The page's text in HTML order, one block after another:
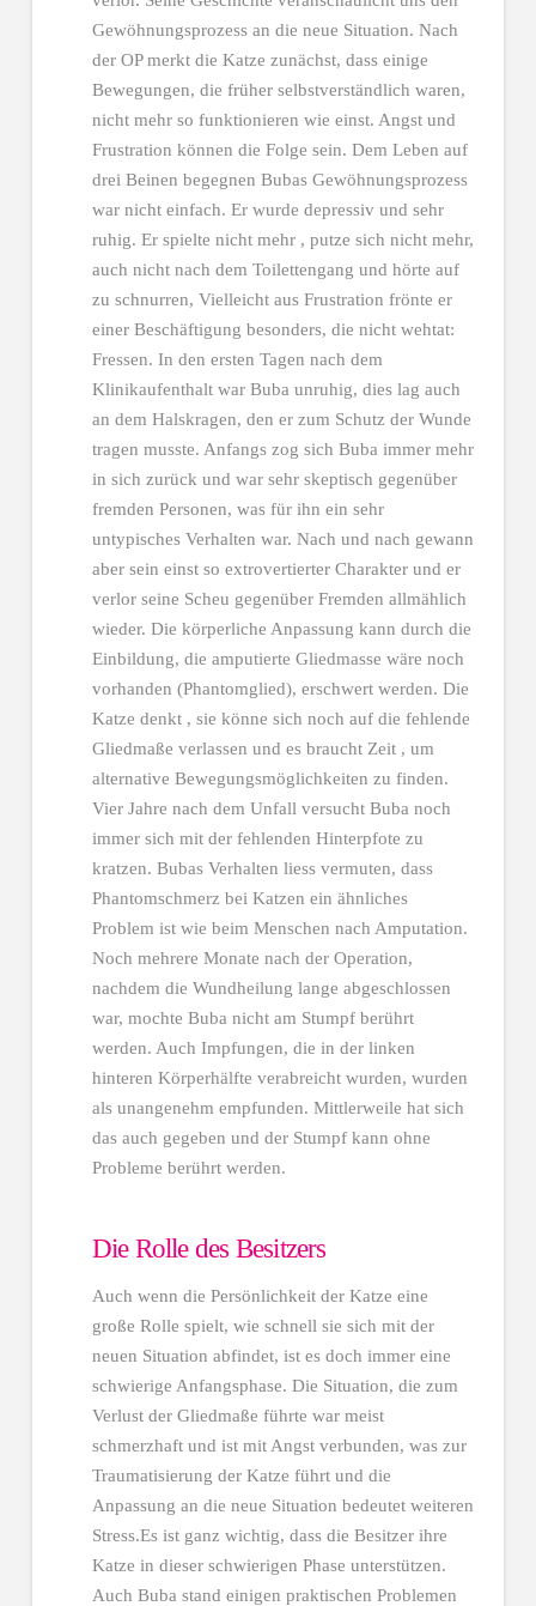
Gewöhnungsprozess an die neue Situation. Nach
der OP merkt die Katze zunächst, dass einige
Bewegungen, die früher selbstverständlich waren,
nicht mehr so funktionieren wie einst. Angst und
Frustration können die Folge sein. Dem Leben auf
drei Beinen begegnen Bubas Gewöhnungsprozess
war nicht einfach. Er wurde depressiv und sehr
ruhig. Er spielte nicht mehr , putze sich nicht mehr,
auch nicht nach dem Toilettengang und hörte auf
zu schnurren, Vielleicht aus Frustration frönte er
einer Beschäftigung besonders, die nicht wehtat:
Fressen. In den ersten Tagen nach dem
Klinikaufenthalt war Buba unruhig, dies lag auch
an dem Halskragen, den er zum Schutz der Wunde
tragen musste. Anfangs zog sich Buba immer mehr
in sich zurück und war sehr skeptisch gegenüber
fremden Personen, was für ihn ein sehr
untypisches Verhalten war. Nach und nach gewann
aber sein einst so extrovertierter Charakter und er
verlor seine Scheu gegenüber Fremden allmählich
wieder. Die körperliche Anpassung kann durch die
Einbildung, die amputierte Gliedmasse wäre noch
vorhanden (Phantomglied), erschwert werden. Die
Katze denkt , sie könne sich noch auf die fehlende
Gliedmaße verlassen und es braucht Zeit , um
alternative Bewegungsmöglichkeiten zu finden.
Vier Jahre nach dem Unfall versucht Buba noch
immer sich mit der fehlenden Hinterpfote zu
kratzen. Bubas Verhalten liess vermuten, dass
Phantomschmerz bei Katzen ein ähnliches
Problem ist wie beim Menschen nach Amputation.
Noch mehrere Monate nach der Operation,
nachdem die Wundheilung lange abgeschlossen
war, mochte Buba nicht am Stumpf berührt
werden. Auch Impfungen, die in der linken
hinteren Körperhälfte verabreicht wurden, wurden
als unangenehm empfunden. Mittlerweile hat sich
das auch gegeben und der Stumpf kann ohne
Probleme berührt werden.
Die Rolle des Besitzers
Auch wenn die Persönlichkeit der Katze eine
große Rolle spielt, wie schnell sie sich mit der
neuen Situation abfindet, ist es doch immer eine
schwierige Anfangsphase. Die Situation, die zum
Verlust der Gliedmaße führte war meist
schmerzhaft und ist mit Angst verbunden, was zur
Traumatisierung der Katze führt und die
Anpassung an die neue Situation bedeutet weiteren
Stress.Es ist ganz wichtig, dass die Besitzer ihre
Katze in dieser schwierigen Phase unterstützen.
Auch Buba stand einigen praktischen Problemen